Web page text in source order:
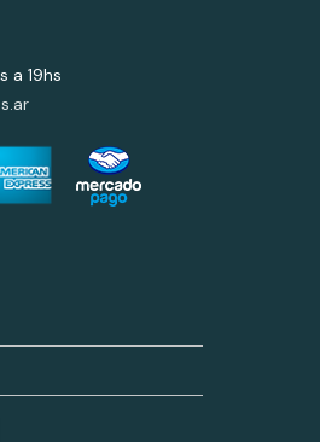
a 19hs